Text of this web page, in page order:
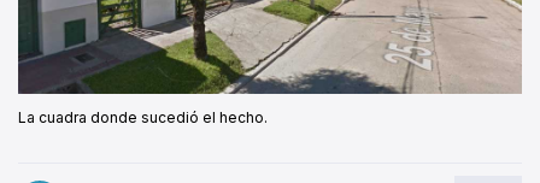
La cuadra donde sucedió el hecho.